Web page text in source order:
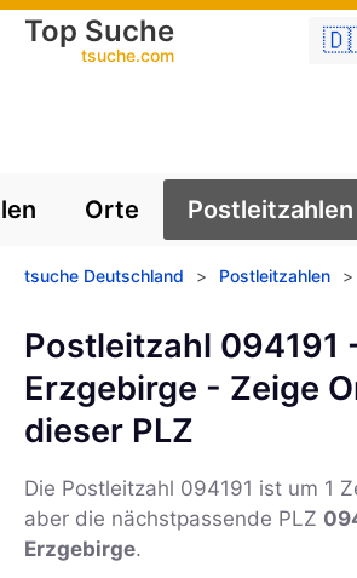
Top Suche
tsuche.com
Orte Postleitzahlen
tsuche Deutschland > Postleitzahlen >
Postleitzahl 094191
Erzgebirge - Zeige
dieser PLZ
Die Postleitzahl 094191 ist um 1
aber die nächstpassende PLZ
Erzgebirge.